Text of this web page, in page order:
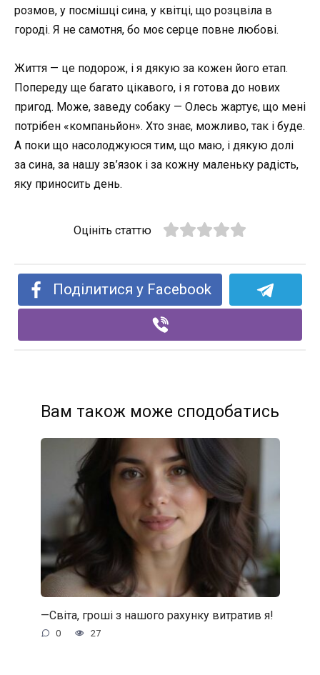
розмов, у посмішці сина, у квітці, що розцвіла в
городі. Я не самотня, бо моє серце повне любові.
Життя — це подорож, і я дякую за кожен його етап.
Попереду ще багато цікавого, і я готова до нових
пригод. Може, заведу собаку — Олесь жартує, що мені
потрібен «компаньйон». Хто знає, можливо, так і буде.
А поки що насолоджуюся тим, що маю, і дякую долі
за сина, за нашу зв’язок і за кожну маленьку радість,
яку приносить день.
Оцініть статтю
Поділитися у Facebook
Вам також може сподобатись
—Світа, гроші з нашого рахунку витратив я!
0 27